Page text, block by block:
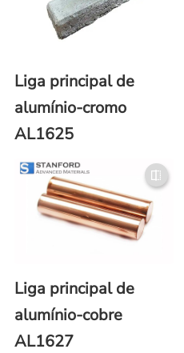
Liga principal de
alumínio-cromo
AL1625
Liga principal de
alumínio-cobre
AL1627